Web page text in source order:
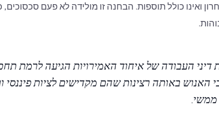
ואינו כולל תוספות. הבחנה זו מולידה לא פעם
דיני העבודה של איחוד האמירויות הגיעה לרמת
האנוש באותה רצינות שהם מקדישים לציות פיננסי
ממשי.